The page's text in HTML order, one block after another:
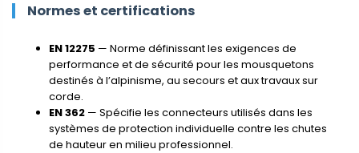
Normes et certifications
EN 12275 — Norme définissant les exigences de
performance et de sécurité pour les mousquetons
destinés à l’alpinisme, au secours et aux travaux sur
corde.
EN 362 — Spécifie les connecteurs utilisés dans les
systèmes de protection individuelle contre les chutes
de hauteur en milieu professionnel.